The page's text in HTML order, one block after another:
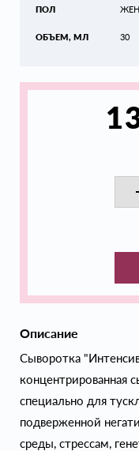
ПОЛ
ОБЪЕМ, МЛ 30
Описание
Сыворотка
концентрированная
специально для
подверженной
среды, стрессам,